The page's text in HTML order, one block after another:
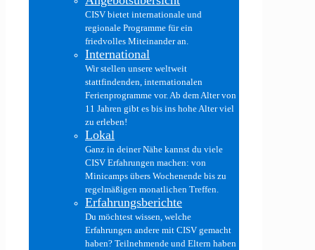
CISV bietet internationale und
regionale Programme für ein
friedvolles Miteinander an.
International
Wir stellen unsere weltweit
stattfindenden, internationalen
Ferienprogramme vor. Ab dem Alter von
11 Jahren gibt es bis ins hohe Alter viel
zu erleben!
Lokal
Ganz in deiner Nähe kannst du viele
CISV Erfahrungen machen: von
Minicamps übers Wochenende bis zu
regelmäßigen monatlichen Treffen.
Erfahrungsberichte
Du möchtest wissen, welche
Erfahrungen andere mit CISV gemacht
haben? Teilnehmende und Eltern haben